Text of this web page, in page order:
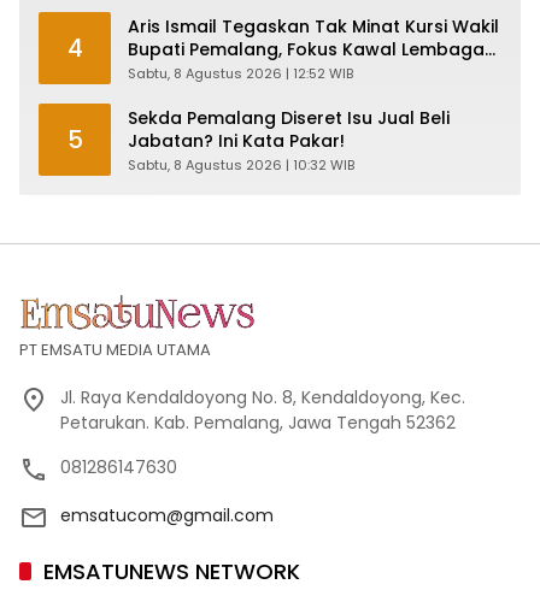
4
Aris Ismail Tegaskan Tak Minat Kursi Wakil
Bupati Pemalang, Fokus Kawal Lembaga
Legislatif
Sabtu, 8 Agustus 2026 | 12:52 WIB
5
Sekda Pemalang Diseret Isu Jual Beli
Jabatan? Ini Kata Pakar!
Sabtu, 8 Agustus 2026 | 10:32 WIB
PT EMSATU MEDIA UTAMA
Jl. Raya Kendaldoyong No. 8, Kendaldoyong, Kec.
Petarukan. Kab. Pemalang, Jawa Tengah 52362
081286147630
emsatucom@gmail.com
EMSATUNEWS NETWORK